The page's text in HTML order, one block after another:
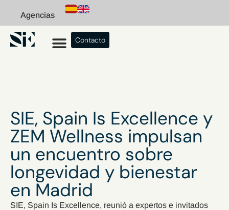
Agencias
Contacto
SIE, Spain Is Excellence y
ZEM Wellness impulsan
un encuentro sobre
longevidad y bienestar
en Madrid
SIE, Spain Is Excellence, reunió a expertos e invitados